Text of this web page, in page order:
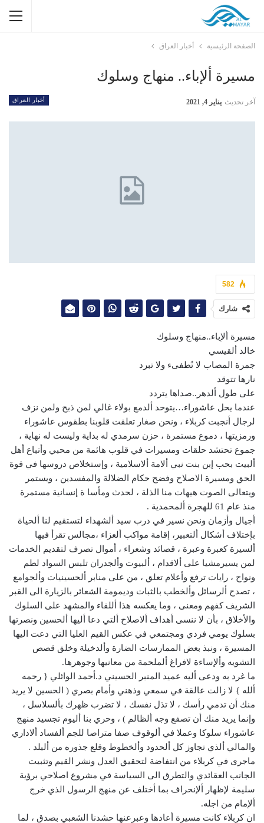
الصفحة الرئيسية أخبار العراق
مسيرة ألإباء.. منهاج وسلوك
أخبار العراق آخر تحديث يناير 4, 2021
582
شارك
مسيرة ألإباء..منهاج وسلوك
خالد ألقيسي
جمرة المصاب لا تُطفىء ولا تبرد
نارها تتوقد
على طول ألدهر..صداها يتردد
عندما يحل عاشوراء…يتوحد ألدمع بولاء غالي لمن ذبح ولمن نزف
لرجال أنجبت كربلاء ، ونحن صغار تعلقت قلوبنا بطقوس عاشوراء
ورمزيتها ، دموع مستمرة ، حزن سرمدي له بداية وليست له نهاية ،
جموع تحتشد حلقات ومسيرات في قلوب هائمة من محبي وأتباع أهل
ألبيت بحب إبن بنت نبي ألامة ألاسلامية ، وإستخلاص دروسها في قوة
الحق ومسيرة الاصلاح وفضح حكام الضلالة والمفسدين ، ويستمر
ويتعالى الصوت هيهات منا الذلة ، لحدث ومأسا ة إنسانية مستمرة
منذ عام 61 للهجرة ألمحمدية .
أجيال وأزمان ونحن نسير في درب سيد ألشهداء لتستقيم لنا ألحياة
بإختلاف أشكال ألتعبير، إقامة مواكب ألعزاء ،مجالس تقرأ فيها
ألسيرة كعبرة وعبرة ، قصائد وشعراء ، أموال تصرف لتقديم الخدمات
لمن يسيرمشيا على ألاقدام ، ألبيوت وألجدران تلبس السواد لطم
ونواح ، رايات ترفع وأعلام تعلق ، من على منابر ألحسينيات وألجوامع
، تصدح ألرسائل وألخطب بالثبات وديمومة الشعائر بالزيارة الى القبر
الشريف كفهم ومعنى ، وما يعكسه هذا أللقاء والمشهد على السلوك
والأخلاق ، بأن لا ننسى أهداف ألاصلاح ألتي دعا أليها ألحسين ونصرتها
بسلوك يومي فردي ومجتمعي في عكس القيم العليا التي دعت اليها
المسيرة ، ونبذ بعض الممارسات الضارة وألدخيلة وخلق قصص
التشويه وألإساءة لافراغ ألملحمة من معانيها وجوهرها.
ما غرد به ودعى أليه عميد المنبر الحسيني د.أحمد الوائلي { رحمه
ألله } لا زالت عالقة في سمعي وذهني وأمام بصري ( الحسين لا يريد
منك أن تدمي رأسك ، لا تذل نفسك ، لا تضرب ظهرك بألسلاسل ،
وإنما يريد منك أن تصفع وجه ألظالم ) ، وحري بنا أليوم تجسيد منهج
عاشوراء سلوكا وعملا في ألوقوف صفا متراصا للجم ألفساد ألاداري
والمالي ألذي تجاوز كل ألحدود وألخطوط وقلع جذوره من ألبلد .
ماجرى في كربلاء من انتفاضة لتحقيق العدل ونشر القيم وتثبيت
الجانب العقائدي والتطرق الى السياسة في مشروع اصلاحي برؤية
سليمة لإظهار ألإنحراف بما أختلف عن منهج الرسول الذي خرج
ألإمام من اجله.
ان كربلاء كانت مسيرة أعادها وعبرعنها حشدنا الشعبي بصدق ، لما